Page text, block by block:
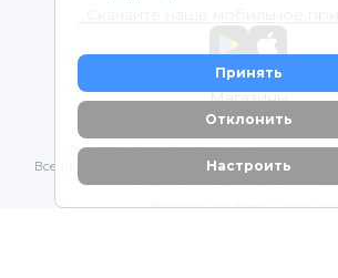
Принять
Отклонить
Настроить
Магазины
2012-2026 © ООО "ВОТОНЯ". Детские
Все права защищены. Любое использование
только с письменного разрешения
Политика